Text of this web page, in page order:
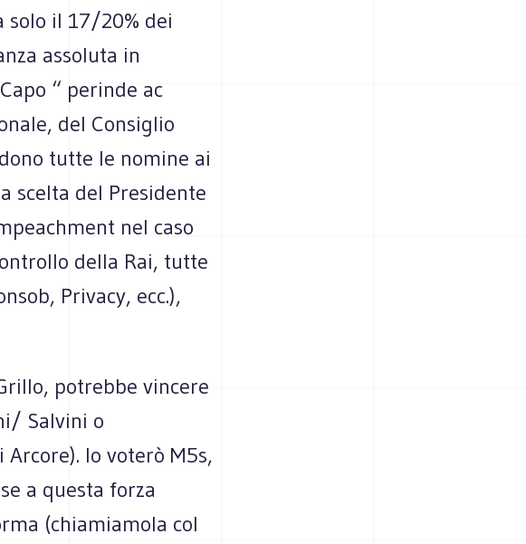
solo il 17/20% dei
assoluta in
“ perinde ac
del Consiglio
tutte le nomine ai
scelta del Presidente
nel caso
della Rai, tutte
Privacy, ecc.),
potrebbe vincere
Salvini o
Io voterò M5s,
a questa forza
(chiamiamola col